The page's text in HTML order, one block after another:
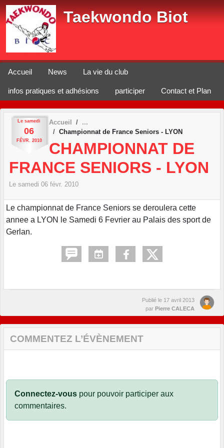
Taekwondo Biot
Accueil News La vie du club
infos pratiques et adhésions participer Contact et Plan
Le samedi
06
FÉVR. 2010
Accueil
Championnat de France Seniors - LYON
CHAMPIONNAT DE
FRANCE SENIORS - LYON
Le samedi 06 févr. 2010
Le championnat de France Seniors se deroulera cette
annee a LYON le Samedi 6 Fevrier au Palais des sport de
Gerlan.
Publié le 17 avril 2013
par Pierre CALECA
COMMENTEZ L’ÉVÈNEMENT
Connectez-vous pour pouvoir participer aux
commentaires.
Panneau de gestion des cookies